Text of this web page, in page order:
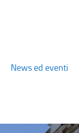
News ed eventi